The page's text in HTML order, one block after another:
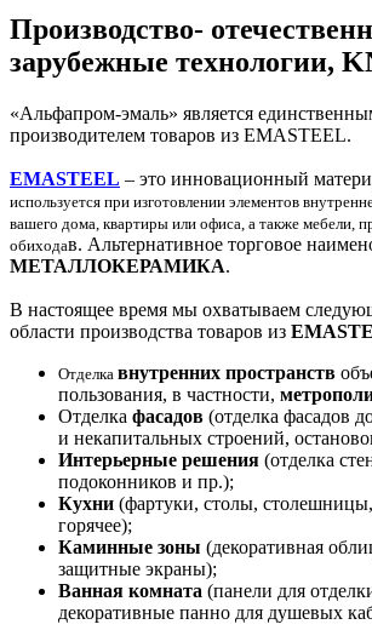
Производство-
зарубежные технологии,
«Альфапром-эмаль» является
производителем товаров из EMASTEEL.
EMASTEEL – это инновационный
используется при изготовлении элементов
вашего дома, квартиры или офиса, а также мебели,
обиходав. Альтернативное торговое
МЕТАЛЛОКЕРАМИКА.
В настоящее время мы охватываем
области производства товаров из
Отделка внутренних пространств
пользования, в частности,
Отделка фасадов (отделка фасадов
и некапитальных строений,
Интерьерные решения (отделка
подоконников и пр.);
Кухни (фартуки, столы,
горячее);
Каминные зоны (декоративная
защитные экраны);
Ванная комната (панели для
декоративные панно для душевых